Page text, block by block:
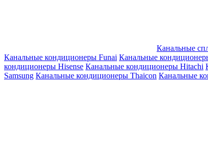
Канальные
Канальные кондиционеры Funai Канальные
кондиционеры Hisense Канальные кондиционеры Hitachi
Samsung Канальные кондиционеры Thaicon Канальные